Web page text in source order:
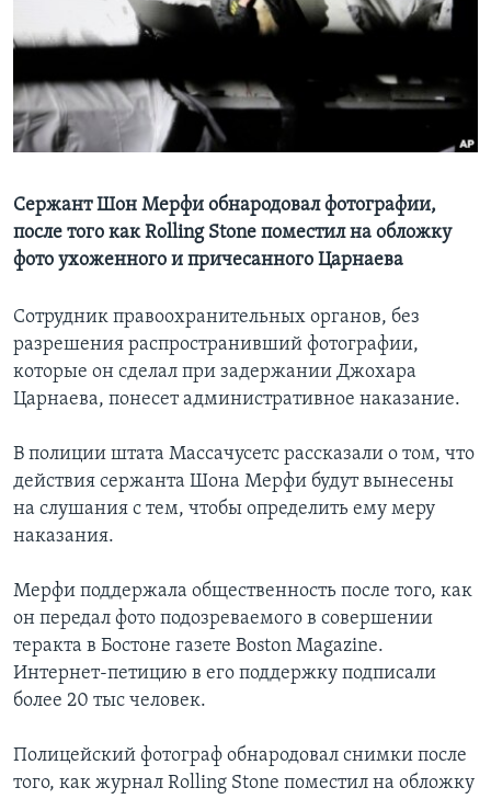
Learning English
СОЦИАЛЬНЫЕ СЕТИ
Языки
Сержант Шон Мерфи обнародовал фотографии,
после того как Rolling Stone поместил на обложку
фото ухоженного и причесанного Царнаева
Сотрудник правоохранительных органов, без
разрешения распространивший фотографии,
которые он сделал при задержании Джохара
Царнаева, понесет административное наказание.
В полиции штата Массачусетс рассказали о том, что
действия сержанта Шона Мерфи будут вынесены
на слушания с тем, чтобы определить ему меру
наказания.
Мерфи поддержала общественность после того, как
он передал фото подозреваемого в совершении
теракта в Бостоне газете Boston Magazine.
Интернет-петицию в его поддержку подписали
более 20 тыс человек.
Полицейский фотограф обнародовал снимки после
того, как журнал Rolling Stone поместил на обложку